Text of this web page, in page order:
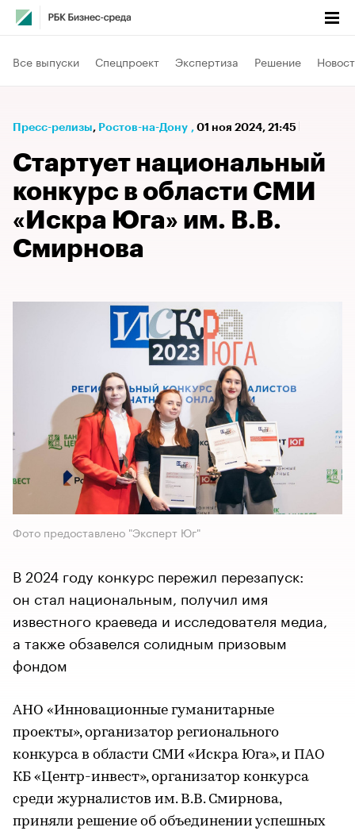
Все выпуски Спецпроект Экспертиза Решение
Пресс-релизы⁠, Ростов-на-Дону , 01 ноя 2024, 21:45
Стартует национальный
конкурс в области СМИ
«Искра Юга» им. В.В.
Смирнова
Фото предоставлено "Эксперт Юг"
В 2024 году конкурс пережил перезапуск:
он стал национальным, получил имя
известного краеведа и исследователя медиа,
а также обзавелся солидным призовым
фондом
АНО «Инновационные гуманитарные
проекты», организатор регионального
конкурса в области СМИ «Искра Юга», и ПАО
КБ «Центр-инвест», организатор конкурса
среди журналистов им. В.В. Смирнова,
приняли решение об объединении успешных